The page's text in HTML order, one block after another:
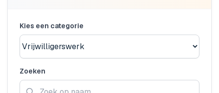
Kies een categorie
Zoeken